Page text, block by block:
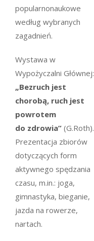
popularnonaukowe
według wybranych
zagadnień.
Wystawa w
Wypożyczalni Głównej:
„Bezruch jest
chorobą, ruch jest
powrotem
do zdrowia” (G.Roth).
Prezentacja zbiorów
dotyczących form
aktywnego spędzania
czasu, m.in.: joga,
gimnastyka, bieganie,
jazda na rowerze,
nartach.